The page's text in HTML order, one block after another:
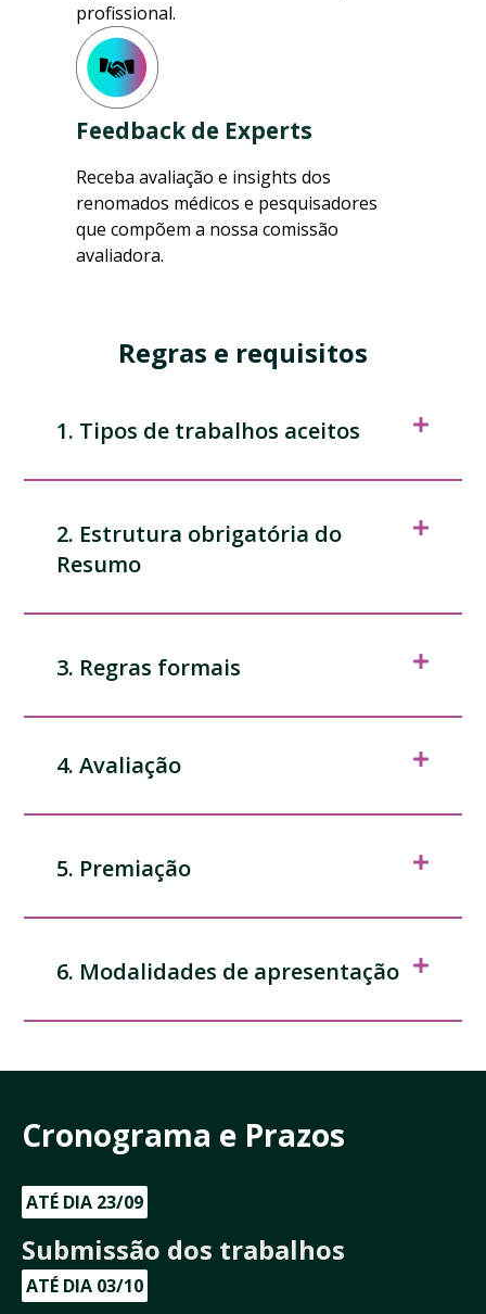
profissional.
Feedback de Experts
Receba avaliação e insights dos
renomados médicos e pesquisadores
que compõem a nossa comissão
avaliadora.
Regras e requisitos
1. Tipos de trabalhos aceitos
2. Estrutura obrigatória do
Resumo
3. Regras formais
4. Avaliação
5. Premiação
6. Modalidades de apresentação
Cronograma e Prazos
ATÉ DIA 23/09
Submissão dos trabalhos
ATÉ DIA 03/10